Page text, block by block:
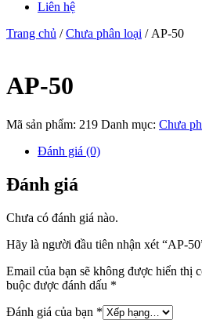
Liên hệ
Trang chủ /Chưa phân loại / AP-50
AP-50
Mã sản phẩm: 219 Danh mục: Chưa
Đánh giá (0)
Đánh giá
Chưa có đánh giá nào.
Hãy là người đầu tiên nhận xét “AP-
Email của bạn sẽ không được hiển thị
buộc được đánh dấu *
Đánh giá của bạn *